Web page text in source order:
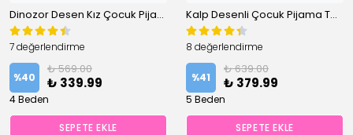
Dinozor Desen Kız Çocuk Pijama Takım
7 değerlendirme
%40
₺ 569.00
₺ 339.99
4 Beden
SEPETE EKLE
Kalp Desenli Çocuk Pijama Takımı
8 değerlendirme
%41
₺ 639.00
₺ 379.99
5 Beden
SEPETE EKLE